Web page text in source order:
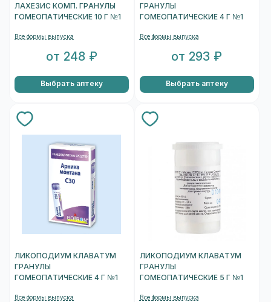
ЛАХЕЗИС КОМП. ГРАНУЛЫ
ГОМЕОПАТИЧЕСКИЕ 10 Г №1
Все формы выпуска
от 248 ₽
Выбрать аптеку
ГРАНУЛЫ
ГОМЕОПАТИЧЕСКИЕ 4 Г №1
Все формы выпуска
от 293 ₽
Выбрать аптеку
ЛИКОПОДИУМ КЛАВАТУМ
ГРАНУЛЫ
ГОМЕОПАТИЧЕСКИЕ 4 Г №1
Все формы выпуска
ЛИКОПОДИУМ КЛАВАТУМ
ГРАНУЛЫ
ГОМЕОПАТИЧЕСКИЕ 5 Г №1
Все формы выпуска